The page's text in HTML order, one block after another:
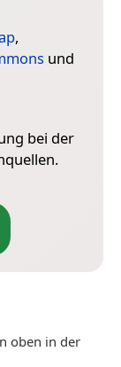
,
und
bei der
oben in der